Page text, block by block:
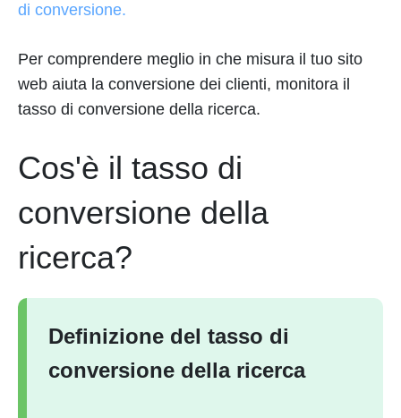
di conversione.
Per comprendere meglio in che misura il tuo sito
web aiuta la conversione dei clienti, monitora il
tasso di conversione della ricerca.
Cos'è il tasso di
conversione della
ricerca?
Definizione del tasso di
conversione della ricerca